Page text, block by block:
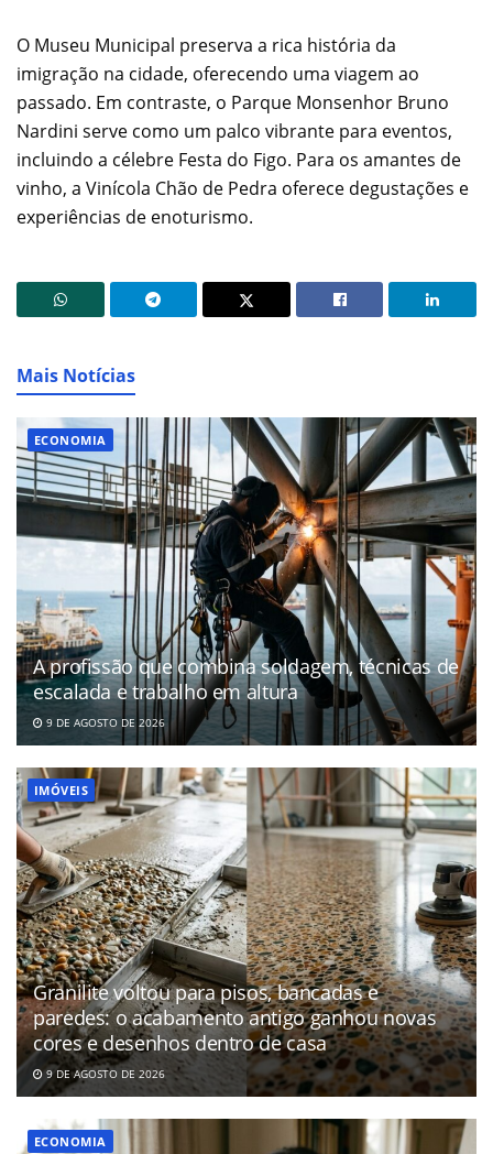
O Museu Municipal preserva a rica história da
imigração na cidade, oferecendo uma viagem ao
passado. Em contraste, o Parque Monsenhor Bruno
Nardini serve como um palco vibrante para eventos,
incluindo a célebre Festa do Figo. Para os amantes de
vinho, a Vinícola Chão de Pedra oferece degustações e
experiências de enoturismo.
Mais Notícias
ECONOMIA
A profissão que combina soldagem, técnicas de
escalada e trabalho em altura
9 DE AGOSTO DE 2026
IMÓVEIS
Granilite voltou para pisos, bancadas e
paredes: o acabamento antigo ganhou novas
cores e desenhos dentro de casa
9 DE AGOSTO DE 2026
ECONOMIA